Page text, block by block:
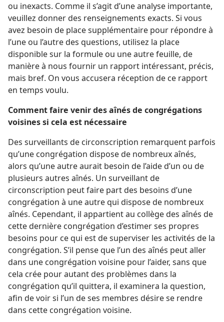
ou inexacts. Comme il s’agit d’une analyse importante,
veuillez donner des renseignements exacts. Si vous
avez besoin de place supplémentaire pour répondre à
l’une ou l’autre des questions, utilisez la place
disponible sur la formule ou une autre feuille, de
manière à nous fournir un rapport intéressant, précis,
mais bref. On vous accusera réception de ce rapport
en temps voulu.
Comment faire venir des aînés de congrégations
voisines si cela est nécessaire
Des surveillants de circonscription remarquent parfois
qu’une congrégation dispose de nombreux aînés,
alors qu’une autre aurait besoin de l’aide d’un ou de
plusieurs autres aînés. Un surveillant de
circonscription peut faire part des besoins d’une
congrégation à une autre qui dispose de nombreux
aînés. Cependant, il appartient au collège des aînés de
cette dernière congrégation d’estimer ses propres
besoins pour ce qui est de superviser les activités de la
congrégation. S’il pense que l’un des aînés peut aller
dans une congrégation voisine pour l’aider, sans que
cela crée pour autant des problèmes dans la
congrégation qu’il quittera, il examinera la question,
afin de voir si l’un de ses membres désire se rendre
dans cette congrégation voisine.